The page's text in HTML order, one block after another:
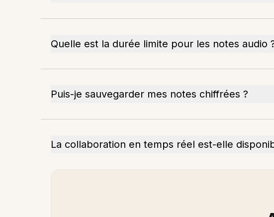
Quelle est la durée limite pour les notes audio
Puis-je sauvegarder mes notes chiffrées ?
La collaboration en temps réel est-elle